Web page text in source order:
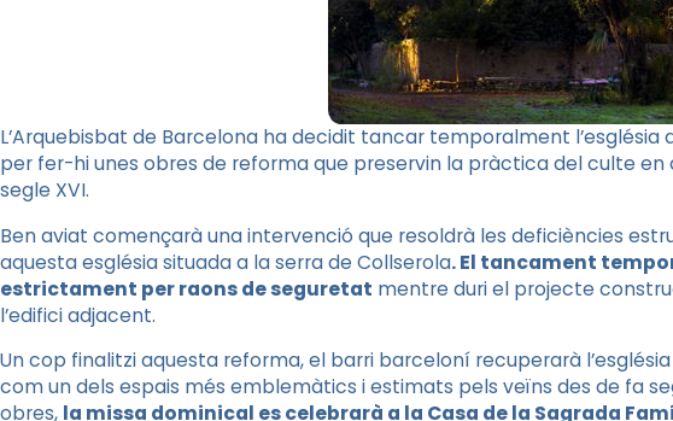
L’Arquebisbat de Barcelona ha decidit tancar temporalment l’església
per fer-hi unes obres de reforma que preservin la pràctica del culte
segle XVI.
Ben aviat començarà una intervenció que resoldrà les deficiències
aquesta església situada a la serra de Collserola. El tancament
estrictament per raons de seguretat mentre duri el projecte
l’edifici adjacent.
Un cop finalitzi aquesta reforma, el barri barceloní recuperarà
com un dels espais més emblemàtics i estimats pels veïns des de fa
obres, la missa dominical es celebrarà a la Casa de la Sagrada